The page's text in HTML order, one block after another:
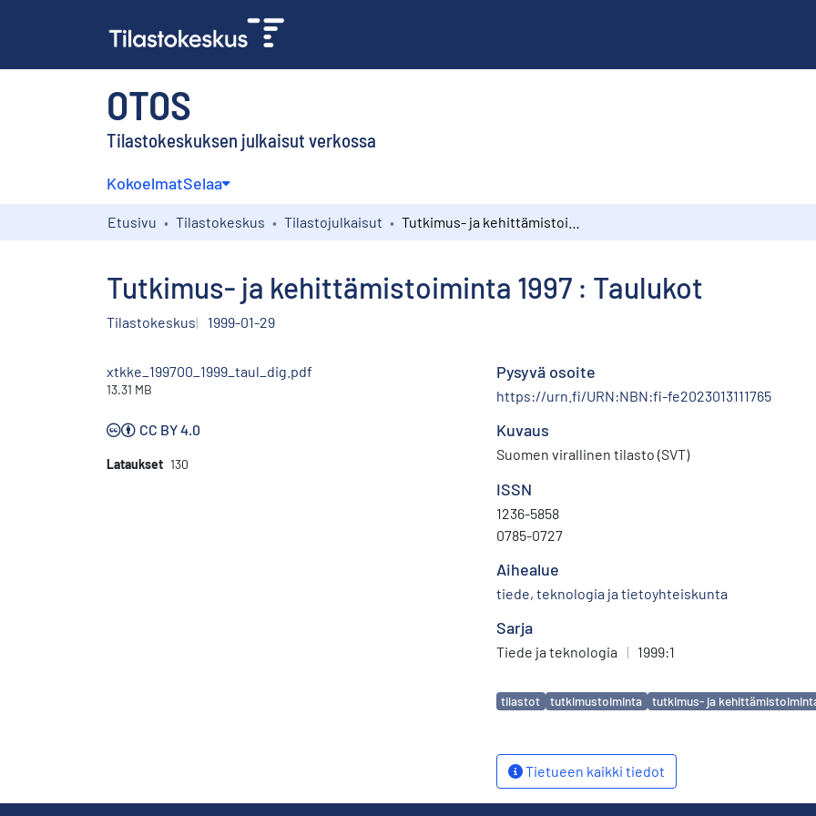
OTOS
Tilastokeskuksen julkaisut verkossa
KokoelmatSelaa
Etusivu Tilastokeskus Tilastojulkaisut
Tutkimus- ja kehittämistoiminta 1997 : Taulukot
Tilastokeskus 1999-01-29
xtkke_199700_1999_taul_dig.pdf
13.31 MB
CC BY 4.0
Lataukset 130
Pysyvä osoite
https://urn.fi/URN:NBN:fi-fe2023013111765
Kuvaus
Suomen virallinen tilasto (SVT)
ISSN
1236-5858
0785-0727
Aihealue
tiede, teknologia ja tietoyhteiskunta
Sarja
Tiede ja teknologia | 1999:1
Avainsanat
tilastot tutkimustoiminta tutkimus- ja
Tietueen kaikki tiedot